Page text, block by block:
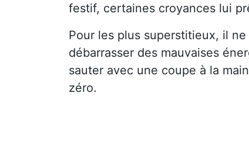
festif, certaines croyances lui
Pour les plus superstitieux, il
débarrasser des mauvaises
sauter avec une coupe à la
zéro.